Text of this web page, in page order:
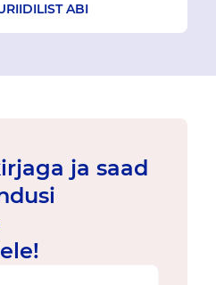
ABI
ja saad